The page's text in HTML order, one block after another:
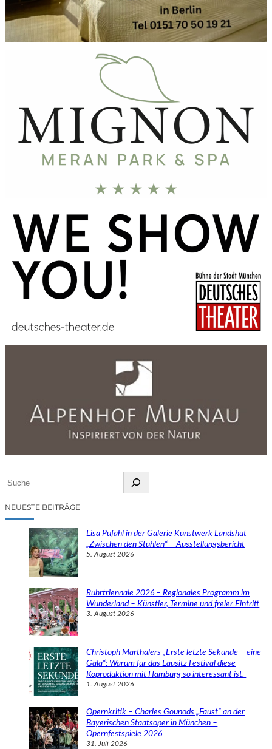
cNEUESTE BEITRÄGE
Lisa Pufahl in der Galerie Kunstwerk Landshut
„Zwischen den Stühlen“ – Ausstellungsbericht
5. August 2026
Ruhrtriennale 2026 – Regionales Programm im
Wunderland – Künstler, Termine und freier Eintritt
3. August 2026
Christoph Marthalers „Erste letzte Sekunde – eine
Gala“: Warum für das Lausitz Festival diese
Koproduktion mit Hamburg so interessant ist.
1. August 2026
Opernkritik – Charles Gounods „Faust“ an der
Bayerischen Staatsoper in München –
Opernfestspiele 2026
31. Juli 2026